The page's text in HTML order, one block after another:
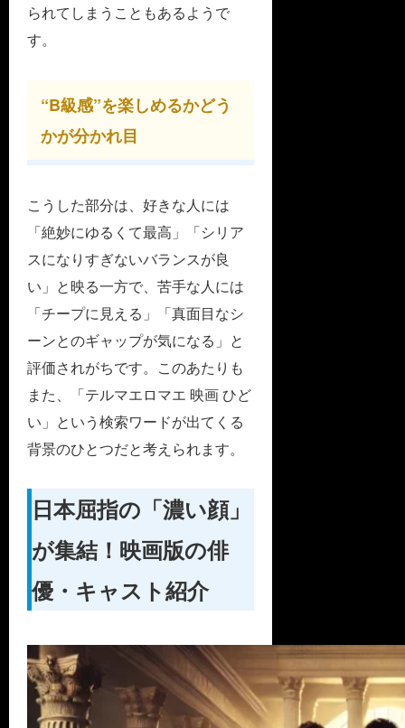
られてしまうこともあるようで
す。
“B級感”を楽しめるかどう
かが分かれ目
こうした部分は、好きな人には
「絶妙にゆるくて最高」「シリア
スになりすぎないバランスが良
い」と映る一方で、苦手な人には
「チープに見える」「真面目なシ
ーンとのギャップが気になる」と
評価されがちです。このあたりも
また、「テルマエロマエ 映画 ひど
い」という検索ワードが出てくる
背景のひとつだと考えられます。
日本屈指の「濃い顔」
が集結！映画版の俳
優・キャスト紹介